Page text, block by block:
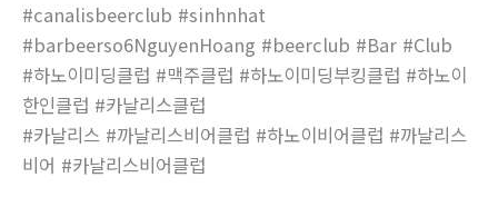
#canalisbeerclub #sinhnhat
#barbeerso6NguyenHoang #beerclub #Bar #Club
#하노이미딩클럽 #맥주클럽 #하노이미딩부킹클럽 #하노이
한인클럽 #카날리스클럽
#카날리스 #까날리스비어클럽 #하노이비어클럽 #까날리스
비어 #카날리스비어클럽